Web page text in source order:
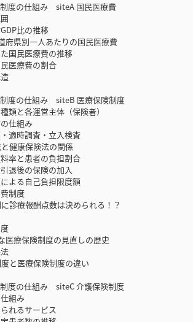
度の仕組み siteA 国民医療費
比の推移
県別一人あたりの国民医療費
国民医療費の推移
医療費の割合
度の仕組み siteB 医療保険制度
類と各運営主体（保険者）
仕組み
適時調査・立入検査
健康保険法の関係
率と患者の負担割合
退後の保険の加入
よる自己負担限度額
制度
診療報酬点数は決められる！？
療保険制度の見直しの歴史
と医療保険制度の違い
度の仕組み siteC 介護保険制度
組み
れるサービス